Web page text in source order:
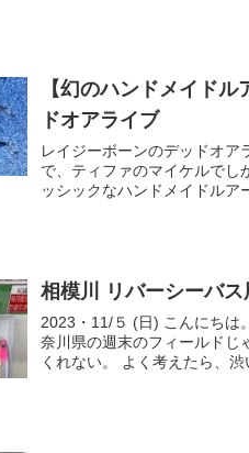
【幻のハンドメイド
ドオアライブ
レイジーボーンのデッドオ
で、ティファのマイケルでし
ッシックなハンドメイドルア
相模川 リバーシーバ
2023・11/５ (日) こんにちは
奈川県の週末のフィールドじ
くれない。 よく考えたら、渋